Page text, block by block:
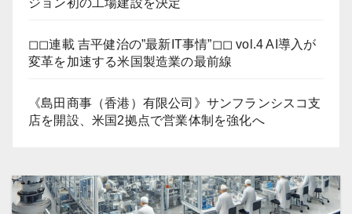
ジョン初の工場建設を決定
◻︎◻︎連載 吉平健治の”最新IT事情”◻︎◻︎ vol.4 AI導入が
変革を加速する米国製造業の最前線
《島田商事（香港）有限公司》サンフランシスコ支
店を開設、米国2拠点で営業体制を強化へ